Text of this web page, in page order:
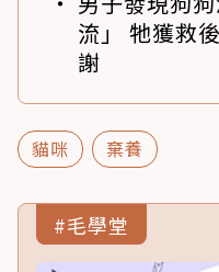
流」 牠獲救
謝
貓咪 棄養
#毛學堂